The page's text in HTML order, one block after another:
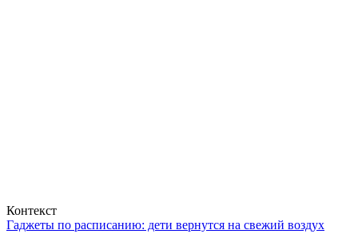
Контекст
Гаджеты по расписанию: дети вернутся на свежий воздух